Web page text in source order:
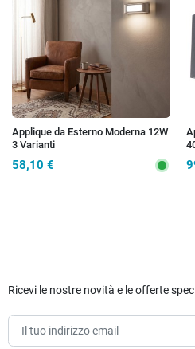
Applique da Esterno Moderna 12W
3 Varianti
58,10 €
Ricevi le nostre novità e le offerte